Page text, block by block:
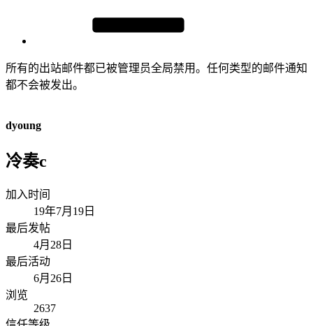
所有的出站邮件都已被管理员全局禁用。任何类型的邮件通知
都不会被发出。
dyoung
冷奏c
加入时间
19年7月19日
最后发帖
4月28日
最后活动
6月26日
浏览
2637